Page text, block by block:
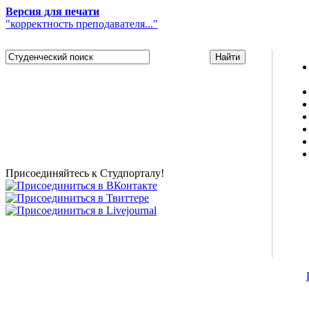
Версия для печати
"корректность преподавателя..."
Присоединяйтесь к Студпорталу!